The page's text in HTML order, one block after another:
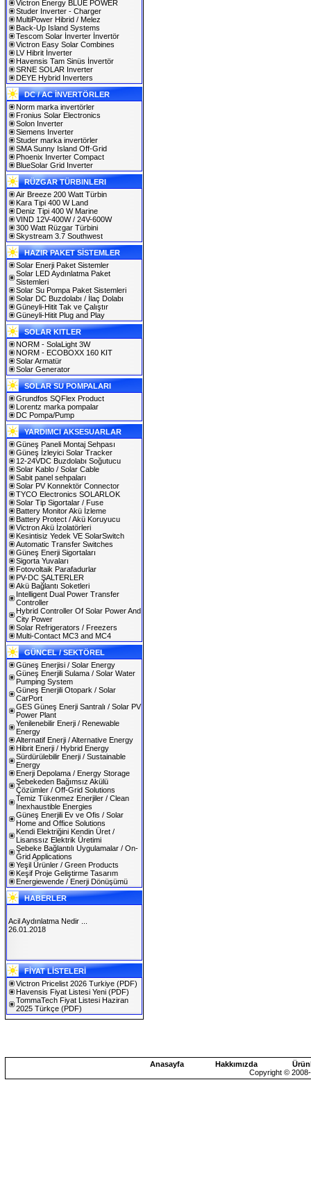
Victron Energy BLUE POWER
Studer Inverter - Charger
MultiPower Hibrid / Melez
Back-Up Island Systems
Tescom Solar İnverter İnvertör
Victron Easy Solar Combines
LV Hibrit İnverter
Havensis Tam Sinüs İnvertör
SRNE SOLAR Inverter
DEYE Hybrid Inverters
DC / AC İNVERTÖRLER
Norm marka invertörler
Fronius Solar Electronics
Solon Inverter
Siemens Inverter
Studer marka invertörler
SMA Sunny Island Off-Grid
Phoenix Inverter Compact
BlueSolar Grid Inverter
RÜZGAR TÜRBINLERI
Air Breeze 200 Watt Türbin
Kara Tipi 400 W Land
Deniz Tipi 400 W Marine
VIND 12V-400W / 24V-600W
300 Watt Rüzgar Türbini
Skystream 3.7 Southwest
HAZIR PAKET SİSTEMLER
Solar Enerji Paket Sistemler
Solar LED Aydınlatma Paket
Sistemleri
Solar Su Pompa Paket Sistemleri
Solar DC Buzdolabı / İlaç Dolabı
Güneyli-Hitit Tak ve Çalıştır
Güneyli-Hitit Plug and Play
SOLAR KITLER
NORM - SolaLight 3W
NORM - ECOBOXX 160 KIT
Solar Armatür
Solar Generator
SOLAR SU POMPALARI
Grundfos SQFlex Product
Lorentz marka pompalar
DC Pompa/Pump
YARDIMCI AKSESUARLAR
Güneş Paneli Montaj Sehpası
Güneş İzleyici Solar Tracker
12-24VDC Buzdolabı Soğutucu
Solar Kablo / Solar Cable
Sabit panel sehpaları
Solar PV Konnektör Connector
TYCO Electronics SOLARLOK
Solar Tip Sigortalar / Fuse
Battery Monitor Akü İzleme
Battery Protect / Akü Koruyucu
Victron Akü İzolatörleri
Kesintisiz Yedek VE SolarSwitch
Automatic Transfer Switches
Güneş Enerji Sigortaları
Sigorta Yuvaları
Fotovoltaik Parafadurlar
PV-DC ŞALTERLER
Akü Bağlantı Soketleri
Intelligent Dual Power Transfer
Controller
Hybrid Controller Of Solar Power And
City Power
Solar Refrigerators / Freezers
Multi-Contact MC3 and MC4
GÜNCEL / SEKTÖREL
Güneş Enerjisi / Solar Energy
Güneş Enerjili Sulama / Solar Water
Pumping System
Güneş Enerjili Otopark / Solar
CarPort
GES Güneş Enerji Santralı / Solar PV
Power Plant
Yenilenebilir Enerji / Renewable
Energy
Alternatif Enerji / Alternative Energy
Hibrit Enerji / Hybrid Energy
Sürdürülebilir Enerji / Sustainable
Energy
Enerji Depolama / Energy Storage
Şebekeden Bağımsız Akülü
Çözümler / Off-Grid Solutions
Temiz Tükenmez Enerjiler / Clean
Inexhaustible Energies
Güneş Enerjili Ev ve Ofis / Solar
Home and Office Solutions
Kendi Elektriğini Kendin Üret /
Lisanssız Elektrik Üretimi
Şebeke Bağlantılı Uygulamalar / On-
Grid Applications
Yeşil Ürünler / Green Products
Keşif Proje Geliştirme Tasarım
Energiewende / Enerji Dönüşümü
HABERLER
SOLAREX ISTANBUL 2019
30.01.2019
Acil Aydınlatma Nedir ...
26.01.2018
FİYAT LİSTELERİ
Victron Pricelist 2026 Turkiye (PDF)
Havensis Fiyat Listesi Yeni (PDF)
TommaTech Fiyat Listesi Haziran
2025 Türkçe (PDF)
Anasayfa Hakkımızda
Copyright ©